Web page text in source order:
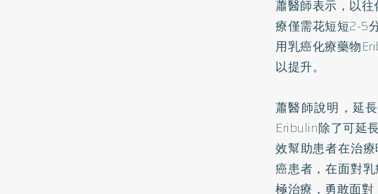
蕭醫師表示，以
療僅需花短短2-5
用乳癌化療藥物
以提升。
蕭醫師說明，延
Eribulin除了可延
效幫助患者在治
癌患者，在面對
極治療，勇敢面對